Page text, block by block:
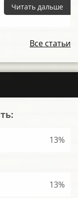
Читать дальше
Все статьи
13%
13%